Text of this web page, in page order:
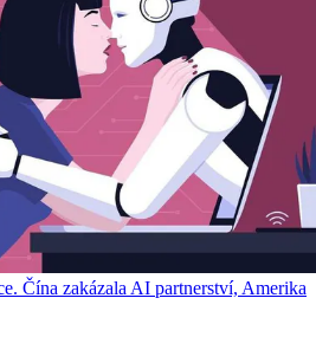
Čína zakázala AI partnerství, Amerika